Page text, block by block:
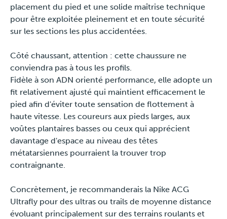
placement du pied et une solide maîtrise technique
pour être exploitée pleinement et en toute sécurité
sur les sections les plus accidentées.
Côté chaussant, attention : cette chaussure ne
conviendra pas à tous les profils.
Fidèle à son ADN orienté performance, elle adopte un
fit relativement ajusté qui maintient efficacement le
pied afin d'éviter toute sensation de flottement à
haute vitesse. Les coureurs aux pieds larges, aux
voûtes plantaires basses ou ceux qui apprécient
davantage d'espace au niveau des têtes
métatarsiennes pourraient la trouver trop
contraignante.
Concrètement, je recommanderais la Nike ACG
Ultrafly pour des ultras ou trails de moyenne distance
évoluant principalement sur des terrains roulants et